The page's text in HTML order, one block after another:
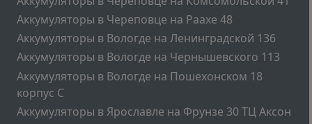
Аккумуляторы в Череповце на Раахе 48
Аккумуляторы в Вологде на Ленинградской 136
Аккумуляторы в Вологде на Чернышевского 113
Аккумуляторы в Вологде на Пошехонском 18
корпус C
Аккумуляторы в Ярославле на Фрунзе 30 ТЦ Аксон